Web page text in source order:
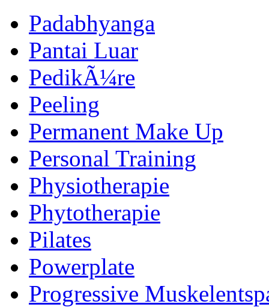
Padabhyanga
Pantai Luar
PedikÃ¼re
Peeling
Permanent Make Up
Personal Training
Physiotherapie
Phytotherapie
Pilates
Powerplate
Progressive